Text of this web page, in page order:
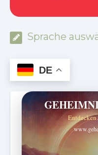
Sprache
DE